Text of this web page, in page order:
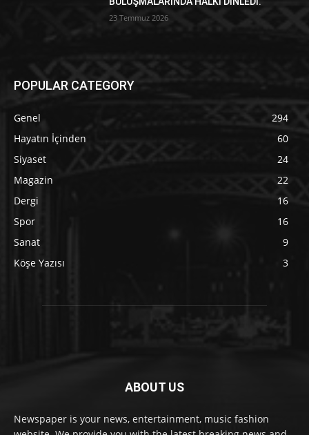
23 Temmuz 2026
POPULAR CATEGORY
Genel
294
Hayatın İçinden
60
Siyaset
24
Magazin
22
Dergi
16
Spor
16
Sanat
9
Köşe Yazısı
3
ABOUT US
Newspaper is your news, entertainment, music fashion